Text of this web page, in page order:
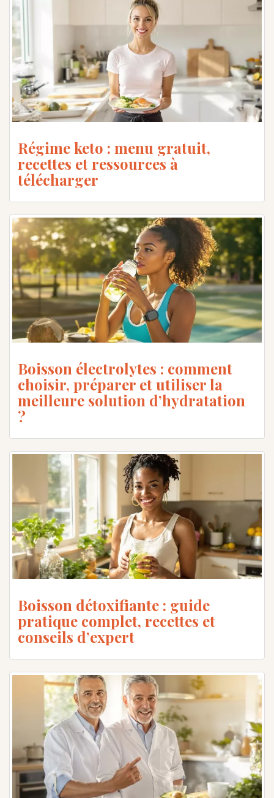
Régime keto : menu gratuit,
recettes et ressources à
télécharger
Boisson électrolytes : comment
choisir, préparer et utiliser la
meilleure solution d’hydratation
?
Boisson détoxifiante : guide
pratique complet, recettes et
conseils d’expert